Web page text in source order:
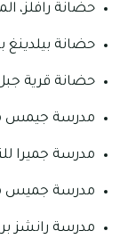
حضانة رافلز،
حضانة
حضانة قرية
مدرسة جيمس
مدرسة جميرا
مدرسة جميس
مدرسة رانشز